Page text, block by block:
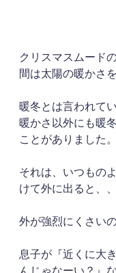
クリスマスムード
間は太陽の暖かさ
暖冬とは言われて
暖かさ以外にも暖
ことがありました。
それは、いつもの
けて外に出ると、
外が強烈にくさいの
息子が『近くに大